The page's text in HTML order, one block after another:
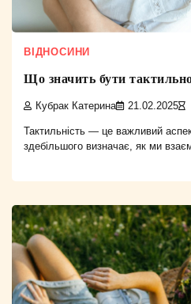
ВІДНОСИНИ
Що значить бути
Кубрак Катерина 21.02.2025
Тактильність — це важливий
здебільшого визначає, як ми